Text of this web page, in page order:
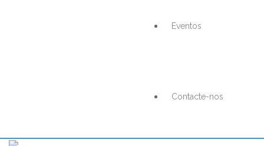
Eventos
Contacte-nos